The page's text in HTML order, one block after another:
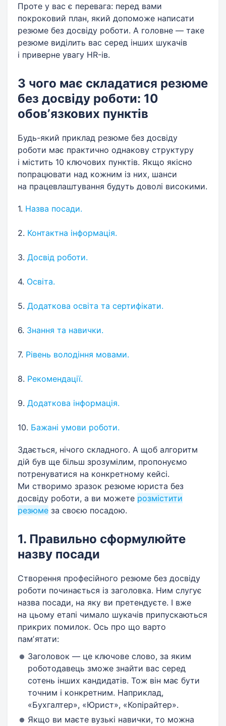
Проте у вас є перевага: перед вами
покроковий план, який допоможе написати
резюме без досвіду роботи. А головне — таке
резюме виділить вас серед інших шукачів
і приверне увагу HR-ів.
З чого має складатися резюме
без досвіду роботи: 10
обовʼязкових пунктів
Будь-який приклад резюме без досвіду
роботи має практично однакову структуру
і містить 10 ключових пунктів. Якщо якісно
попрацювати над кожним із них, шанси
на працевлаштування будуть доволі високими.
1. Назва посади.
2. Контактна інформація.
3. Досвід роботи.
4. Освіта.
5. Додаткова освіта та сертифікати.
6. Знання та навички.
7. Рівень володіння мовами.
8. Рекомендації.
9. Додаткова інформація.
10. Бажані умови роботи.
Здається, нічого складного. А щоб алгоритм
дій був ще більш зрозумілим, пропонуємо
потренуватися на конкретному кейсі.
Ми створимо зразок резюме юриста без
досвіду роботи, а ви можете розмістити
резюме за своєю посадою.
1. Правильно сформулюйте
назву посади
Створення професійного резюме без досвіду
роботи починається із заголовка. Ним слугує
назва посади, на яку ви претендуєте. І вже
на цьому етапі чимало шукачів припускаються
прикрих помилок. Ось про що варто
памʼятати:
Заголовок — це ключове слово, за яким
роботодавець зможе знайти вас серед
сотень інших кандидатів. Тож він має бути
точним і конкретним. Наприклад,
«Бухгалтер», «Юрист», «Копірайтер».
Якщо ви маєте вузькі навички, то можна